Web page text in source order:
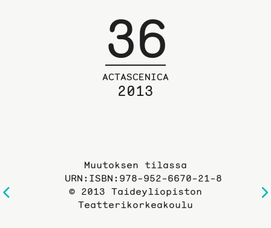
Edelliselle
36
ACTASCENICA
2013
Muutoksen tilassa
URN:ISBN:978-952-6670-21-8
© 2013 Taideyliopiston
Teatterikorkeakoulu